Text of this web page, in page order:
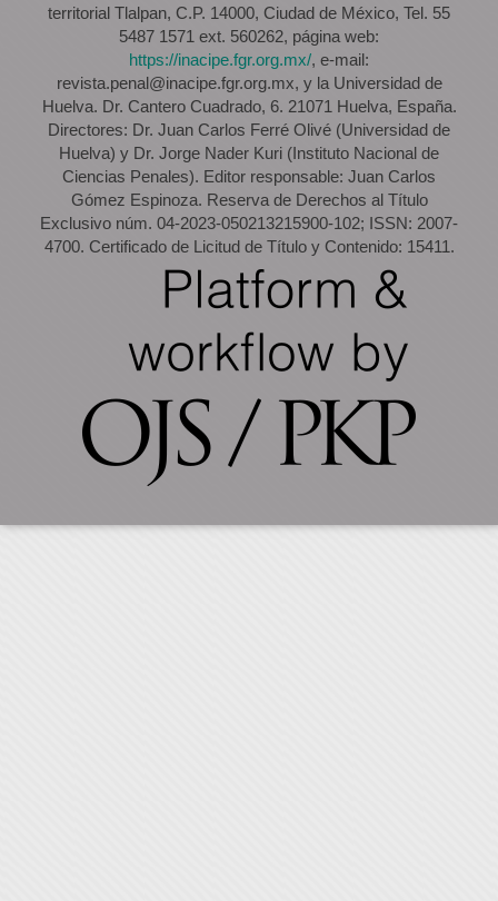
territorial Tlalpan, C.P. 14000, Ciudad de México, Tel. 55
5487 1571 ext. 560262, página web:
https://inacipe.fgr.org.mx/, e-mail:
revista.penal@inacipe.fgr.org.mx, y la Universidad de
Huelva. Dr. Cantero Cuadrado, 6. 21071 Huelva, España.
Directores: Dr. Juan Carlos Ferré Olivé (Universidad de
Huelva) y Dr. Jorge Nader Kuri (Instituto Nacional de
Ciencias Penales). Editor responsable: Juan Carlos
Gómez Espinoza. Reserva de Derechos al Título
Exclusivo núm. 04-2023-050213215900-102; ISSN: 2007-
4700. Certificado de Licitud de Título y Contenido: 15411.